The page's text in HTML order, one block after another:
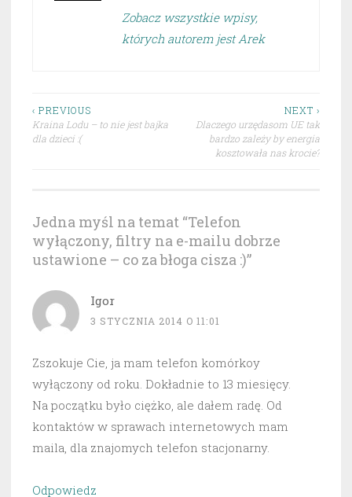
Zobacz wszystkie wpisy,
których autorem jest Arek
Nawigacja
wpisu
‹ PREVIOUS
Kraina Lodu – to nie jest bajka
dla dzieci :(
NEXT ›
Dlaczego urzędasom UE tak
bardzo zależy by energia
kosztowała nas krocie?
Jedna myśl na temat “Telefon
wyłączony, filtry na e-mailu dobrze
ustawione – co za błoga cisza :)”
Igor
3 STYCZNIA 2014 O 11:01
Zszokuje Cie, ja mam telefon komórkoy
wyłączony od roku. Dokładnie to 13 miesięcy.
Na początku było ciężko, ale dałem radę. Od
kontaktów w sprawach internetowych mam
maila, dla znajomych telefon stacjonarny.
Odpowiedz